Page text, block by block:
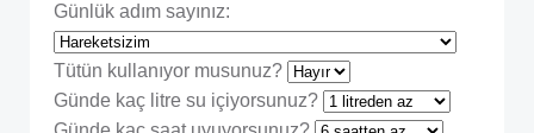
Günlük adım sayınız:
Tütün kullanıyor musunuz?
Günde kaç litre su içiyorsunuz?